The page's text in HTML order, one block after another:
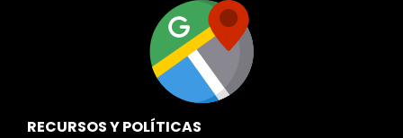
RECURSOS Y POLÍTICAS